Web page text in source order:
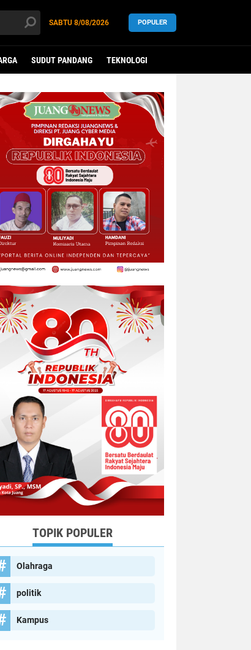
SABTU 8/08/2026 POPULER
SUDUT PANDANG TEKNOLOGI
TOPIK POPULER
Olahraga
politik
Kampus